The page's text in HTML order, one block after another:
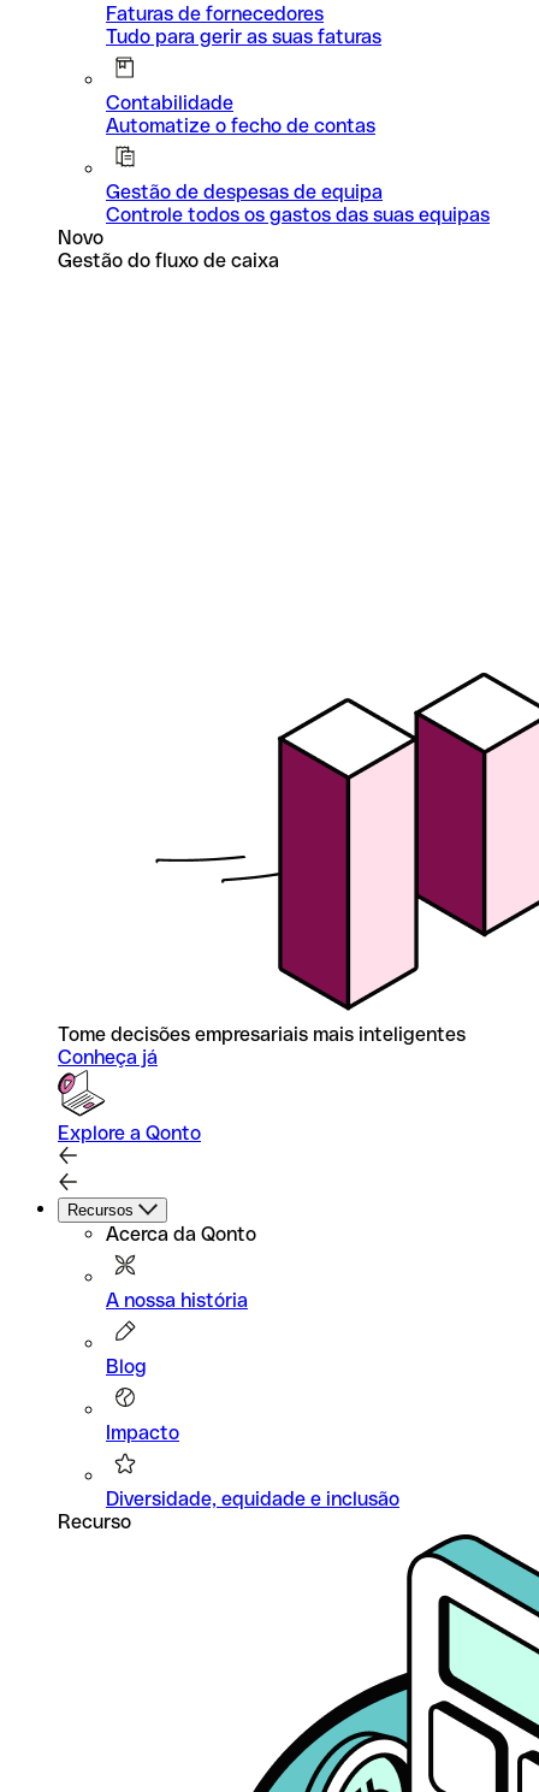
Faturas de fornecedores
Tudo para gerir as suas faturas
Contabilidade
Automatize o fecho de contas
Gestão de despesas de equipa
Controle todos os gastos das suas equipas
Novo
Gestão do fluxo de caixa
Tome decisões empresariais mais inteligentes
Conheça já
Explore a Qonto
Recursos
Acerca da Qonto
A nossa história
Blog
Impacto
Diversidade, equidade e inclusão
Recurso